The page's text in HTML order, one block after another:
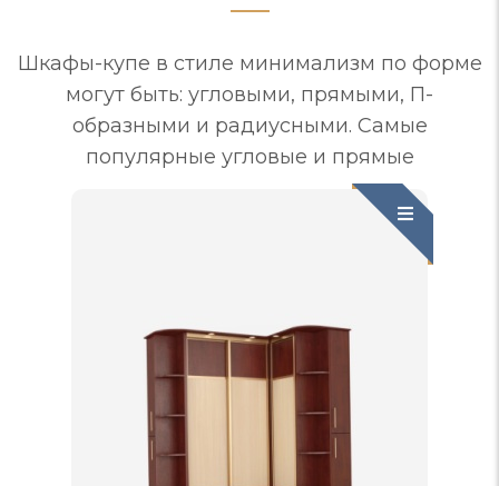
Шкафы-купе в стиле минимализм по форме
могут быть: угловыми, прямыми, П-
образными и радиусными. Самые
популярные угловые и прямые